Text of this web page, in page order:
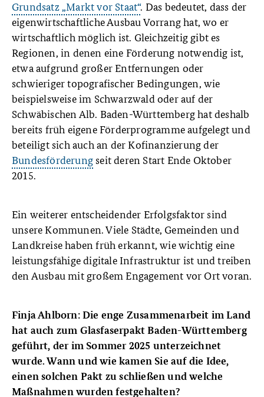
Grundsatz „Markt vor Staat“. Das bedeutet, dass der
eigenwirtschaftliche Ausbau Vorrang hat, wo er
wirtschaftlich möglich ist. Gleichzeitig gibt es
Regionen, in denen eine Förderung notwendig ist,
etwa aufgrund großer Entfernungen oder
schwieriger topografischer Bedingungen, wie
beispielsweise im Schwarzwald oder auf der
Schwäbischen Alb. Baden-Württemberg hat deshalb
bereits früh eigene Förderprogramme aufgelegt und
beteiligt sich auch an der Kofinanzierung der
Bundesförderungseit deren Start Ende Oktober
2015.
Ein weiterer entscheidender Erfolgsfaktor sind
unsere Kommunen. Viele Städte, Gemeinden und
Landkreise haben früh erkannt, wie wichtig eine
leistungsfähige digitale Infrastruktur ist und treiben
den Ausbau mit großem Engagement vor Ort voran.
Finja Ahlborn:Die enge Zusammenarbeit im Land
hat auch zum Glasfaserpakt Baden-Württemberg
geführt, der im Sommer 2025 unterzeichnet
wurde. Wann und wie kamen Sie auf die Idee,
einen solchen Pakt zu schließen und welche
Maßnahmen wurden festgehalten?